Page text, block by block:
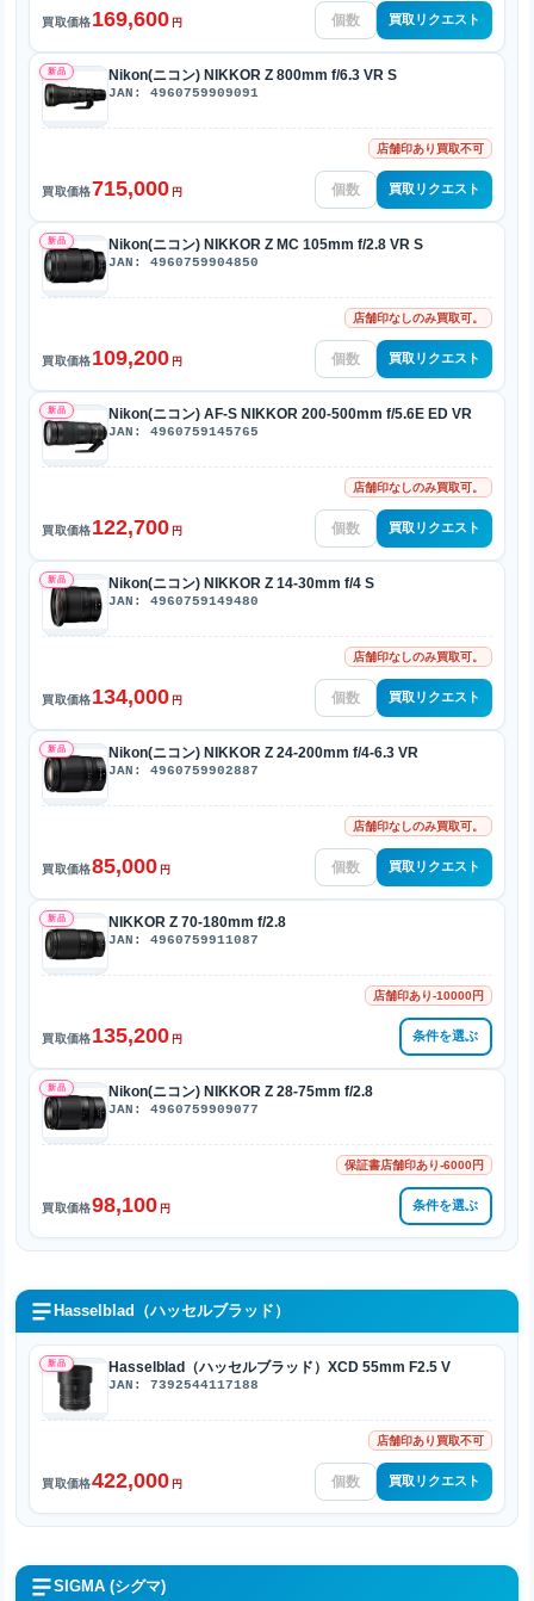
買取価格169,600 円 買取リクエスト
新品 Nikon(ニコン) NIKKOR Z 800mm f/6.3 VR S
JAN: 4960759909091
店舗印あり買取不可
買取価格715,000 円 買取リクエスト
新品 Nikon(ニコン) NIKKOR Z MC 105mm f/2.8 VR S
JAN: 4960759904850
店舗印なしのみ買取可。
買取価格109,200 円 買取リクエスト
新品 Nikon(ニコン) AF-S NIKKOR 200-500mm f/5.6E ED VR
JAN: 4960759145765
店舗印なしのみ買取可。
買取価格122,700 円 買取リクエスト
新品 Nikon(ニコン) NIKKOR Z 14-30mm f/4 S
JAN: 4960759149480
店舗印なしのみ買取可。
買取価格134,000 円 買取リクエスト
新品 Nikon(ニコン) NIKKOR Z 24-200mm f/4-6.3 VR
JAN: 4960759902887
店舗印なしのみ買取可。
買取価格85,000 円 買取リクエスト
新品 NIKKOR Z 70-180mm f/2.8
JAN: 4960759911087
店舗印あり-10000円
買取価格135,200 円 条件を選ぶ
新品 Nikon(ニコン) NIKKOR Z 28-75mm f/2.8
JAN: 4960759909077
保証書店舗印あり-6000円
買取価格98,100 円 条件を選ぶ
Hasselblad（ハッセルブラッド）
新品 Hasselblad（ハッセルブラッド）XCD 55mm F2.5 V
JAN: 7392544117188
店舗印あり買取不可
買取価格422,000 円 買取リクエスト
SIGMA (シグマ)